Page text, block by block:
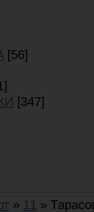
[56]
[347]
» 11 »